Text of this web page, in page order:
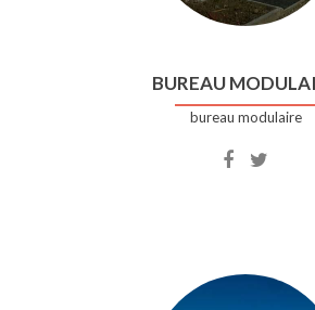
BUREAU
bureau modulaire